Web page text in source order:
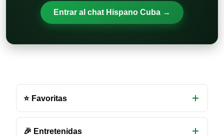
Entrar al chat Hispano Cuba →
de
chat
disponibles
⭐ Favoritas
🎉 Entretenidas